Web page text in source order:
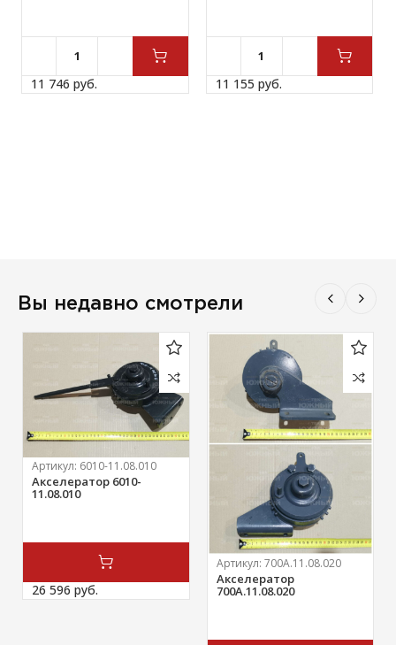
11 746 руб. 11 155 руб.
Вы недавно смотрели
Артикул: 6010-11.08.010
Акселератор 6010-
11.08.010
26 596 руб.
Артикул: 700А.11.08.020
Акселератор
700А.11.08.020